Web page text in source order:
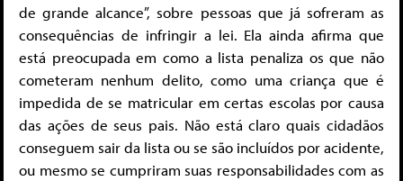
de grande alcance”, sobre pessoas que já sofreram as
consequências de infringir a lei. Ela ainda afirma que
está preocupada em como a lista penaliza os que não
cometeram nenhum delito, como uma criança que é
impedida de se matricular em certas escolas por causa
das ações de seus pais. Não está claro quais cidadãos
conseguem sair da lista ou se são incluídos por acidente,
ou mesmo se cumpriram suas responsabilidades com as